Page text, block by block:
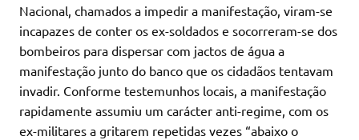
Nacional, chamados a impedir a manifestação, viram-se
incapazes de conter os ex-soldados e socorreram-se dos
bombeiros para dispersar com jactos de água a
manifestação junto do banco que os cidadãos tentavam
invadir. Conforme testemunhos locais, a manifestação
rapidamente assumiu um carácter anti-regime, com os
ex-militares a gritarem repetidas vezes “abaixo o